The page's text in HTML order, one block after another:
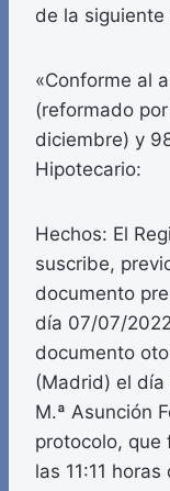
de la
«Conforme al
(reformado
diciembre) y
Hipotecario:
Hechos: El
suscribe,
documento
día 07/07/
documento
(Madrid) el
M.ª Asunción
protocolo, que
las 11:11